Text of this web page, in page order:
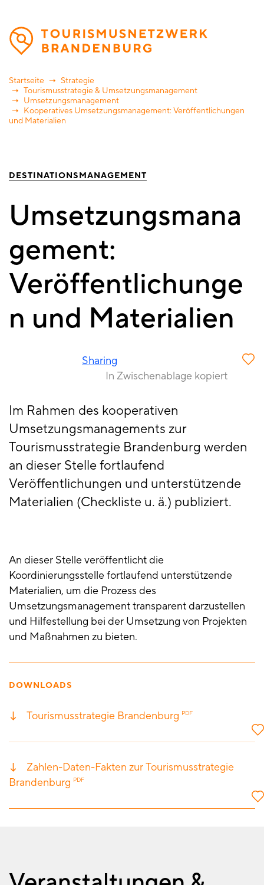
Direkt
zum
Inhalt
Startseite
Strategie
Tourismusstrategie & Umsetzungsmanagement
Umsetzungsmanagement
Kooperatives Umsetzungsmanagement: Veröffentlichungen
und Materialien
DESTINATIONSMANAGEMENT
Umsetzungsmana
gement:
Veröffentlichunge
n und Materialien
Sharing
In Zwischenablage kopiert
Im Rahmen des kooperativen
Umsetzungsmanagements zur
Tourismusstrategie Brandenburg werden
an dieser Stelle fortlaufend
Veröffentlichungen und unterstützende
Materialien (Checkliste u. ä.) publiziert.
An dieser Stelle veröffentlicht die
Koordinierungsstelle fortlaufend unterstützende
Materialien, um die Prozess des
Umsetzungsmanagement transparent darzustellen
und Hilfestellung bei der Umsetzung von Projekten
und Maßnahmen zu bieten.
DOWNLOADS
Tourismusstrategie Brandenburg PDF
Zahlen-Daten-Fakten zur Tourismusstrategie
Brandenburg PDF